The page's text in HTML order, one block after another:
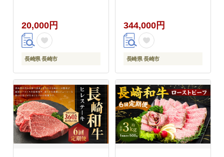
20,000円
長崎県 長崎市
344,000円
長崎県 長崎市